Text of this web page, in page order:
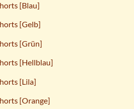
[Blau]
[Gelb]
[Grün]
[Hellblau]
[Lila]
[Orange]